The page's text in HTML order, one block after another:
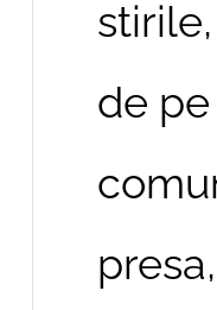
de
presa,